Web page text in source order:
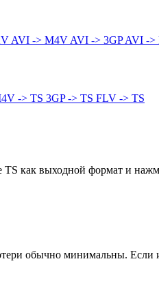
AVI -> M4V AVI -> 3GPAVI ->
-> TS 3GP -> TS FLV -> TS
как выходной формат и
обычно минимальны.